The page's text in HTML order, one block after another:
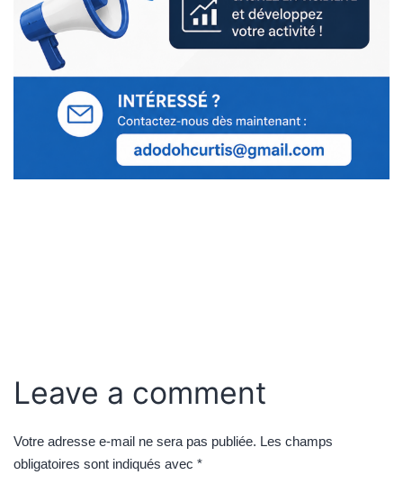
Leave a comment
Votre adresse e-mail ne sera pas publiée. Les champs
obligatoires sont indiqués avec *